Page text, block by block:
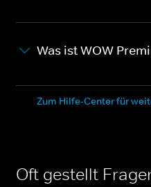
Was ist WOW
Zum Hilfe-Center für
Oft gestellt